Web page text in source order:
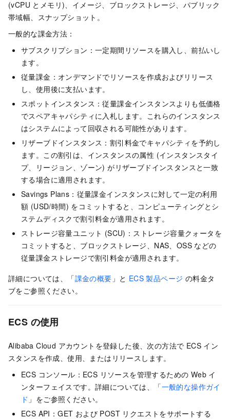
(vCPU とメモリ)、イメージ、ブロックストレージ、パブリック
帯域幅、スナップショット。
一般的な課金方法：
サブスクリプション：一定期間リソースを購入し、前払いし
ます。
従量課金：オンデマンドでリソースを作成およびリリース
し、使用後に支払います。
スポットインスタンス：従量課金インスタンスよりも低価格
でスペアキャパシティに入札します。これらのインスタンス
はシステムによって回収される可能性があります。
リザーブドインスタンス：割引料金でキャパシティを予約し
ます。この割引は、インスタンスの属性 (インスタンスタイ
プ、
リージョン、 ゾーン) がリザーブドインスタンスと一致
する場合に適用されます。
Savings Plans：従量課金インスタンスに対して一定の利用
額 (USD/時間) をコミットすると、コンピューティングとシ
ステムディスクで割引料金が適用されます。
ストレージ容量ユニット (SCU)：ストレージ容量クォータを
コミットすると、ブロックストレージ、NAS、OSS などの
従量課金ストレージで割引料金が適用されます。
詳細については、「課金の概要 」と ECS 製品ページ の料金タ
ブをご参照ください。
ECS の使用
Alibaba Cloud アカウントを登録した後、次の方法で ECS イン
スタンスを作成、使用、またはリリースします。
ECS コンソール：ECS リソースを管理するための Web イ
ンターフェイスです。詳細については、「一般的な操作ガイ
ド 」をご参照ください。
ECS API ：GET および POST リクエストをサポートする